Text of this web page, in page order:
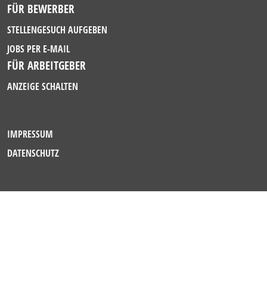
FÜR BEWERBER
STELLENGESUCH AUFGEBEN
JOBS PER E-MAIL
FÜR ARBEITGEBER
ANZEIGE SCHALTEN
IMPRESSUM
DATENSCHUTZ